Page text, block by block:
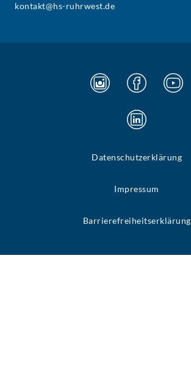
kontakt@hs-ruhrwest.de
Datenschutzerklärung
Impressum
Barrierefreiheitserklärung